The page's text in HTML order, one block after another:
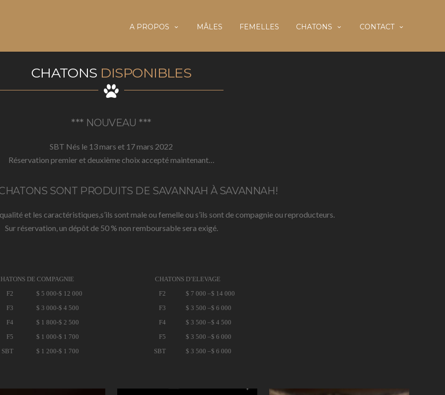
A PROPOS MÂLES FEMELLES CHATONS CONTACT
CHATONS DISPONIBLES
*** NOUVEAU ***
SBT Nés le 13 mars et 17 mars 2022
Réservation premier et deuxième choix accepté maintenant…
SONT PRODUITS DE SAVANNAH À SAVANNAH!
et les caractéristiques,s’ils sont male ou femelle ou s’ils sont de compagnie ou reproducteurs.
Sur réservation, un dépôt de 50 % non remboursable sera exigé.
DE COMPAGNIE
F2
$ 5 000-$ 12 000
F3
$ 3 000-$ 4 500
F4
$ 1 800-$ 2 500
F5
$ 1 000-$ 1 700
SBT
$ 1 200-$ 1 700
CHATONS D’ELEVAGE
F2
$ 7 000 –$ 14 000
F3
$ 3 500 –$ 6 000
F4
$ 3 500 –$ 4 500
F5
$ 3 500 –$ 6 000
SBT
$ 3 500 –$ 6 000